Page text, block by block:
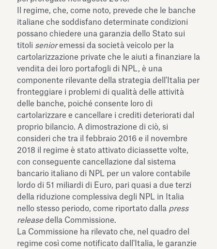
Il regime, che, come noto, prevede che le banche
italiane che soddisfano determinate condizioni
possano chiedere una garanzia dello Stato sui
titoli senioremessi da società veicolo per la
cartolarizzazione private che le aiuti a finanziare la
vendita dei loro portafogli di NPL, è una
componente rilevante della strategia dell'Italia per
fronteggiare i problemi di qualità delle attività
delle banche, poiché consente loro di
cartolarizzare e cancellare i crediti deteriorati dal
proprio bilancio. A dimostrazione di ciò, si
consideri che tra il febbraio 2016 e il novembre
2018 il regime è stato attivato diciassette volte,
con conseguente cancellazione dal sistema
bancario italiano di NPL per un valore contabile
lordo di 51 miliardi di Euro, pari quasi a due terzi
della riduzione complessiva degli NPL in Italia
nello stesso periodo, come riportato dalla press
releasedella Commissione.
La Commissione ha rilevato che, nel quadro del
regime così come notificato dall'Italia, le garanzie